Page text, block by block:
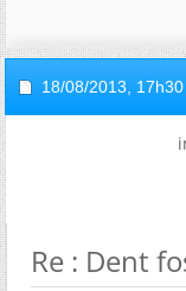
18/08/2013, 17h30
Re : Dent